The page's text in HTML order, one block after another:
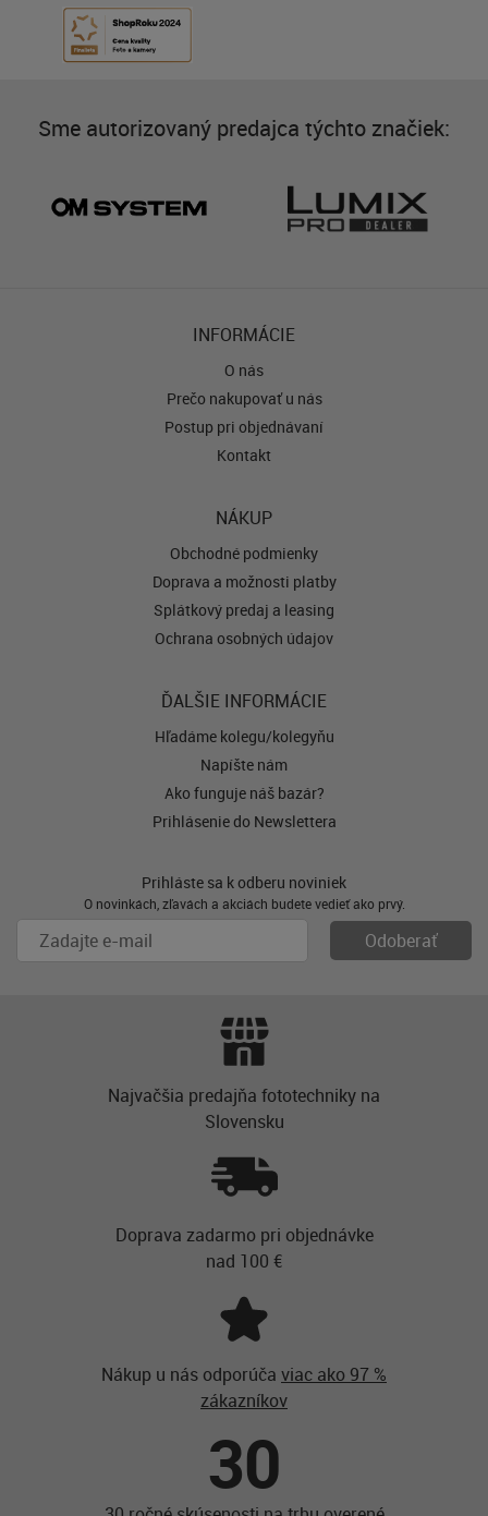
Sme autorizovaný predajca týchto značiek:
INFORMÁCIE
O nás
Prečo nakupovať u nás
Postup pri objednávaní
Kontakt
NÁKUP
Obchodné podmienky
Doprava a možnosti platby
Splátkový predaj a leasing
Ochrana osobných údajov
ĎALŠIE INFORMÁCIE
Hľadáme kolegu/kolegyňu
Napíšte nám
Ako funguje náš bazár?
Prihlásenie do Newslettera
Prihláste sa k odberu noviniek
O novinkách, zľavách a akciách budete vedieť ako prvý.
Najvačšia predajňa fototechniky na
Slovensku
Doprava zadarmo pri objednávke
nad 100 €
Nákup u nás odporúča viac ako 97 %
zákazníkov
30